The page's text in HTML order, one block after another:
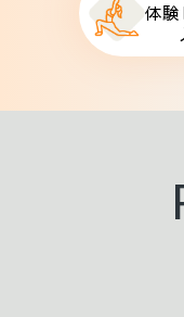
体験